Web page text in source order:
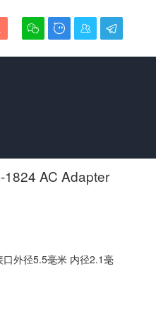
   
AC Adapter
外径5.5毫米 内径2.1毫